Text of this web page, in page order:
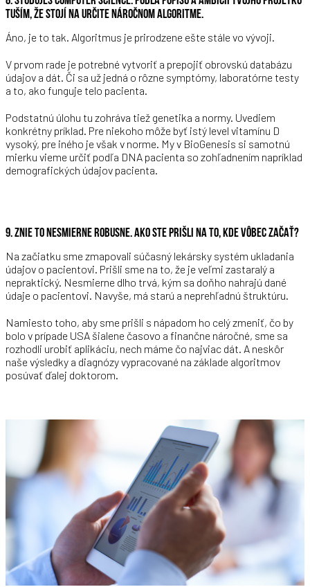
TUŠÍM, ŽE STOJÍ NA URČITE NÁROČNOM ALGORITME.
Áno, je to tak. Algoritmus je prirodzene ešte stále vo vývoji.
V prvom rade je potrebné vytvoriť a prepojiť obrovskú databázu
údajov a dát. Či sa už jedná o rôzne symptómy, laboratórne testy
a to, ako funguje telo pacienta.
Podstatnú úlohu tu zohráva tiež genetika a normy. Uvediem
konkrétny príklad. Pre niekoho môže byť istý level vitamínu D
vysoký, pre iného je však v norme. My v BioGenesis si samotnú
mierku vieme určiť podľa DNA pacienta so zohľadnením napríklad
demografických údajov pacienta.
9. ZNIE TO NESMIERNE ROBUSNE. AKO STE PRIŠLI NA TO, KDE VÔBEC ZAČAŤ?
Na začiatku sme zmapovali súčasný lekársky systém ukladania
údajov o pacientovi. Prišli sme na to, že je veľmi zastaralý a
nepraktický. Nesmierne dlho trvá, kým sa doňho nahrajú dané
údaje o pacientovi. Navyše, má starú a neprehľadnú štruktúru.
Namiesto toho, aby sme prišli s nápadom ho celý zmeniť, čo by
bolo v prípade USA šialene časovo a finančne náročné, sme sa
rozhodli urobiť aplikáciu, nech máme čo najviac dát. A neskôr
naše výsledky a diagnózy vypracované na základe algoritmov
posúvať ďalej doktorom.